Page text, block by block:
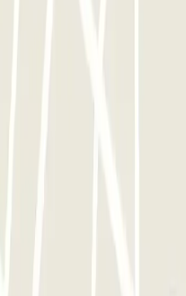
i sortir una única
de tota la xarxa de
a Parclick.